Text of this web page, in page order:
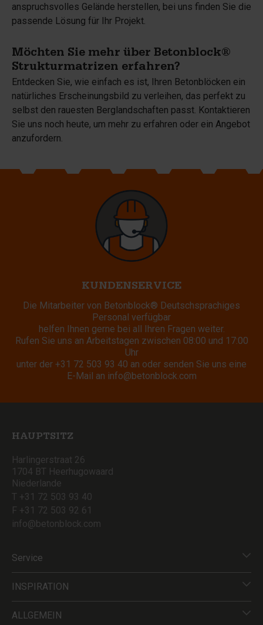
anspruchsvolles Gelände herstellen, bei uns finden Sie die
passende Lösung für Ihr Projekt.
Möchten Sie mehr über Betonblock®
Strukturmatrizen erfahren?
Entdecken Sie, wie einfach es ist, Ihren Betonblöcken ein
natürliches Erscheinungsbild zu verleihen, das perfekt zu
selbst den rauesten Berglandschaften passt. Kontaktieren
Sie uns noch heute, um mehr zu erfahren oder ein Angebot
anzufordern.
KUNDENSERVICE
Die Mitarbeiter von Betonblock® Deutschsprachiges
Personal verfügbar
helfen Ihnen gerne bei all Ihren Fragen weiter.
Rufen Sie uns an Arbeitstagen zwischen 08:00 und 17:00
Uhr
unter der +31 72 503 93 40 an oder senden Sie uns eine
E-Mail an info@betonblock.com
HAUPTSITZ
Harlingerstraat 26
1704 BT Heerhugowaard
Niederlande
T +31 72 503 93 40
F +31 72 503 92 61
info@betonblock.com
Service
INSPIRATION
ALLGEMEIN